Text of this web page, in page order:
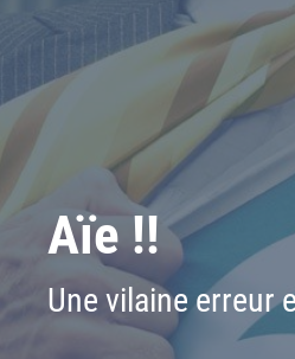
Aïe !!
Une vilaine erreur